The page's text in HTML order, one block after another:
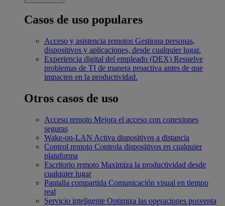
Casos de uso populares
Acceso y asistencia remotos Gestiona personas,
dispositivos y aplicaciones, desde cualquier lugar.
Experiencia digital del empleado (DEX) Resuelve
problemas de TI de manera proactiva antes de que
impacten en la productividad.
Otros casos de uso
Acceso remoto Mejora el acceso con conexiones
seguras
Wake-on-LAN Activa dispositivos a distancia
Control remoto Controla dispositivos en cualquier
plataforma
Escritorio remoto Maximiza la productividad desde
cualquier lugar
Pantalla compartida Comunicación visual en tiempo
real
Servicio inteligente Optimiza las operaciones posventa